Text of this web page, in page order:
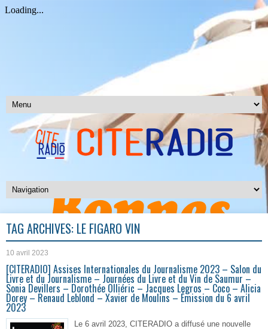
TAG ARCHIVES: LE FIGARO VIN
10 avril 2023
[CITERADIO] Assises Internationales du Journalisme 2023 – Salon du
Livre et du Journalisme – Journées du Livre et du Vin de Saumur –
Sonia Devillers – Dorothée Olliéric – Jacques Legros – Coco – Alicia
Dorey – Renaud Leblond – Xavier de Moulins – Émission du 6 avril
2023
Le 6 avril 2023, CITERADIO a diffusé une nouvelle